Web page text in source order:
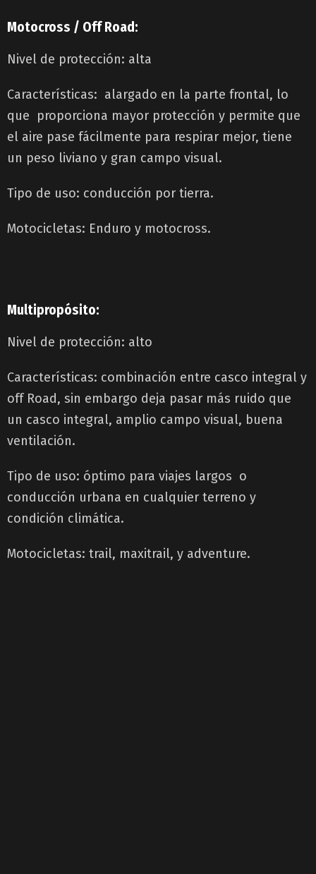
Motocross / Off Road:
Nivel de protección: alta
Características: alargado en la parte frontal, lo
que proporciona mayor protección y permite que
el aire pase fácilmente para respirar mejor, tiene
un peso liviano y gran campo visual.
Tipo de uso: conducción por tierra.
Motocicletas: Enduro y motocross.
Multipropósito:
Nivel de protección: alto
Características: combinación entre casco integral y
off Road, sin embargo deja pasar más ruido que
un casco integral, amplio campo visual, buena
ventilación.
Tipo de uso: óptimo para viajes largos o
conducción urbana en cualquier terreno y
condición climática.
Motocicletas: trail, maxitrail, y adventure.